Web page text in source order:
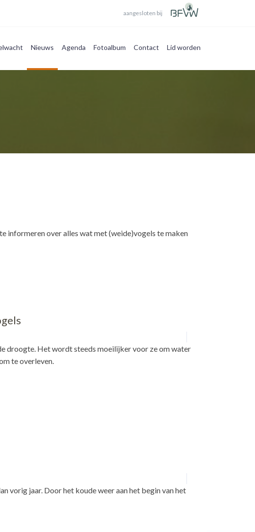
aangesloten bij
Nieuws Agenda Fotoalbum Contact Lid worden
informeren over alles wat met (weide)vogels te maken
droogte. Het wordt steeds moeilijker voor ze om water
te overleven.
vorig jaar. Door het koude weer aan het begin van het